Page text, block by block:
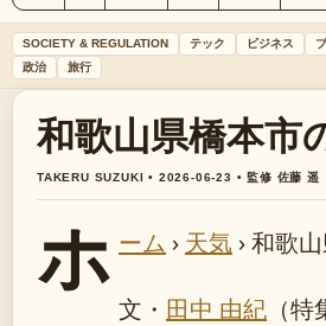
SOCIETY & REGULATION テック ビジネス
政治
旅行
和歌山県橋本市
TAKERU SUZUKI • 2026-06-23 • 監修 佐藤 遥
ホ ーム › 天気 ›和歌
文・ 田中 由紀 （